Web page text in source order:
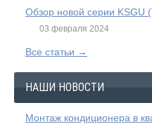
Обзор новой серии KSGU
03 февраля 2024
Все статьи →
НАШИ НОВОСТИ
Монтаж кондиционера в